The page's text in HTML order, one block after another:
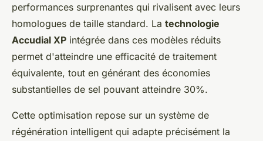
performances surprenantes qui rivalisent avec leurs
homologues de taille standard. La technologie
Accudial XP intégrée dans ces modèles réduits
permet d'atteindre une efficacité de traitement
équivalente, tout en générant des économies
substantielles de sel pouvant atteindre 30%.
Cette optimisation repose sur un système de
régénération intelligent qui adapte précisément la